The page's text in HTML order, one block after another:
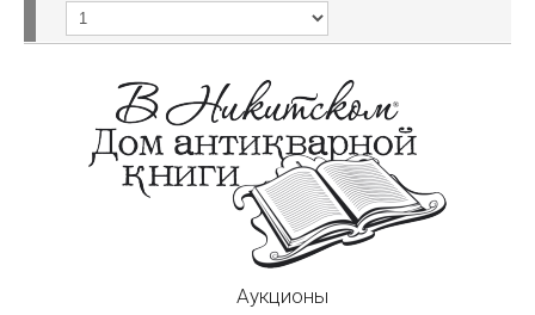
Аукционы